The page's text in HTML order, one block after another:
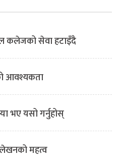
कलेजको सेवा हटाइँदै
आवश्यकता
भए यसो गर्नुहोस्
लेखनको महत्व